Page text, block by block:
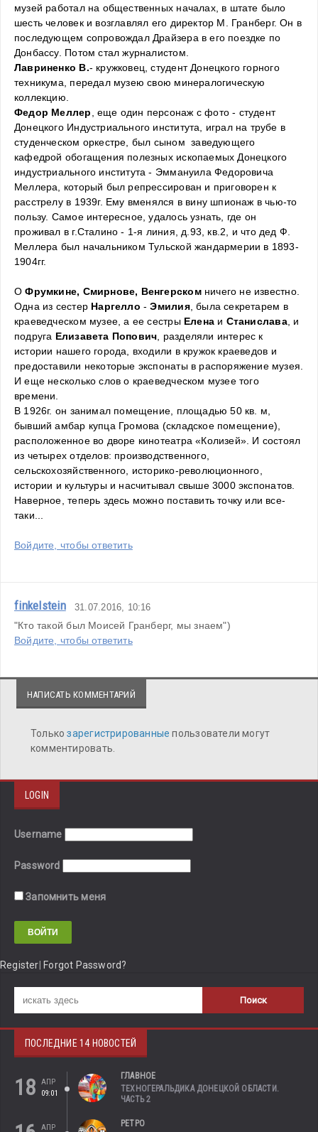
музей работал на общественных началах, в штате было
шесть человек и возглавлял его директор М. Гранберг. Он в
последующем сопровождал Драйзера в его поездке по
Донбассу. Потом стал журналистом.
Лавриненко В.- кружковец, студент Донецкого горного
техникума, передал музею свою минералогическую
коллекцию.
Федор Меллер, еще один персонаж с фото - студент
Донецкого Индустриального института, играл на трубе в
студенческом оркестре, был сыном  заведующего
кафедрой обогащения полезных ископаемых Донецкого
индустриального института - Эммануила Федоровича
Меллера, который был репрессирован и приговорен к
расстрелу в 1939г. Ему вменялся в вину шпионаж в чью-то
пользу. Самое интересное, удалось узнать, где он
проживал в г.Сталино - 1-я линия, д.93, кв.2, и что дед Ф.
Меллера был начальником Тульской жандармерии в 1893-
1904гг.
О Фрумкине, Смирнове, Венгерском ничего не известно.
Одна из сестер Наргелло - Эмилия, была секретарем в
краеведческом музее, а ее сестры Елена и Станислава, и
подруга Елизавета Попович, разделяли интерес к
истории нашего города, входили в кружок краеведов и
предоставили некоторые экспонаты в распоряжение музея.
И еще несколько слов о краеведческом музее того
времени.
В 1926г. он занимал помещение, площадью 50 кв. м,
бывший амбар купца Громова (складское помещение),
расположенное во дворе кинотеатра «Колизей». И состоял
из четырех отделов: производственного,
сельскохозяйственного, историко-революционного,
истории и культуры и насчитывал свыше 3000 экспонатов.
Наверное, теперь здесь можно поставить точку или все-
таки...
Войдите, чтобы ответить
finkelstein 31.07.2016, 10:16
"Кто такой был Моисей Гранберг, мы знаем")
Войдите, чтобы ответить
НАПИСАТЬ КОММЕНТАРИЙ
Толькозарегистрированныепользователи могут
комментировать.
LOGIN
Username
Password
Запомнить меня
Register Forgot Password?
ПОСЛЕДНИЕ 14 НОВОСТЕЙ
18
АПР
09:01
ГЛАВНОЕ
ТЕХНОГЕРАЛЬДИКА ДОНЕЦКОЙ ОБЛАСТИ.
ЧАСТЬ 2
АПР
РЕТРО